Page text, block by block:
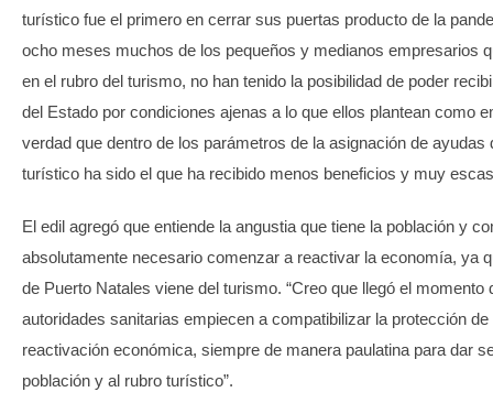
turístico fue el primero en cerrar sus puertas producto de la
ocho meses muchos de los pequeños y medianos empresarios
en el rubro del turismo, no han tenido la posibilidad de poder
del Estado por condiciones ajenas a lo que ellos plantean como
verdad que dentro de los parámetros de la asignación de ayudas
turístico ha sido el que ha recibido menos beneficios y muy
El edil agregó que entiende la angustia que tiene la población y
absolutamente necesario comenzar a reactivar la economía, ya
de Puerto Natales viene del turismo. “Creo que llegó el momento
autoridades sanitarias empiecen a compatibilizar la protección
reactivación económica, siempre de manera paulatina para dar
población y al rubro turístico”.